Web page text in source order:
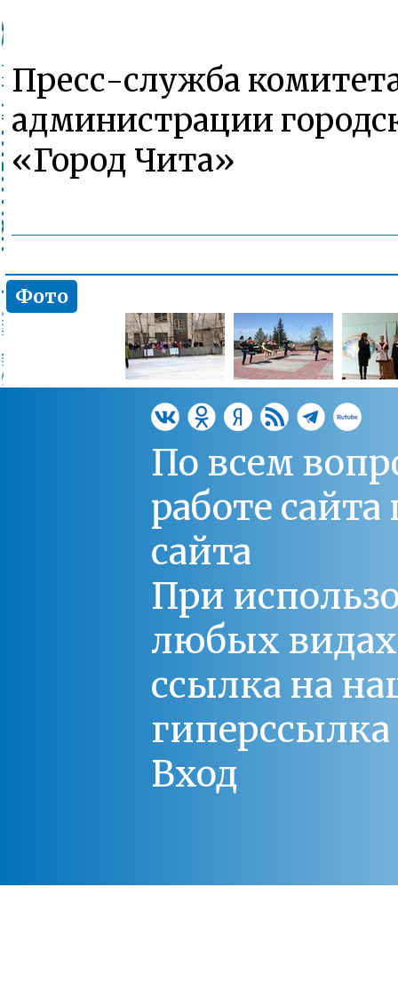
Пресс-служба
администрации
«Город Чита»
Фото
По всем
работе
сайта
При
любых
ссылка на
Вход